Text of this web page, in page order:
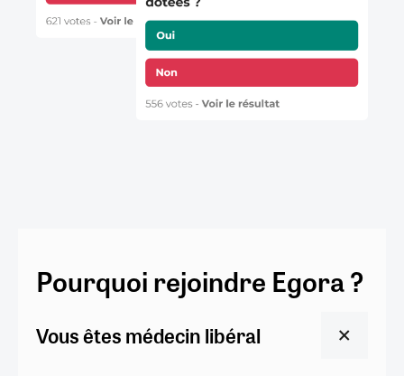
Pourquoi rejoindre Egora ?
Vous êtes médecin libéral